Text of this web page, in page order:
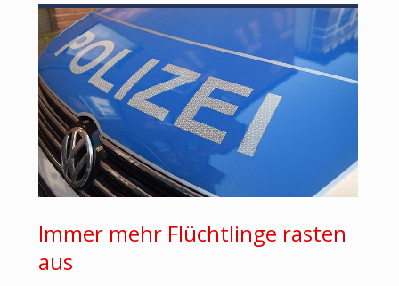
Immer mehr Flüchtlinge rasten
aus